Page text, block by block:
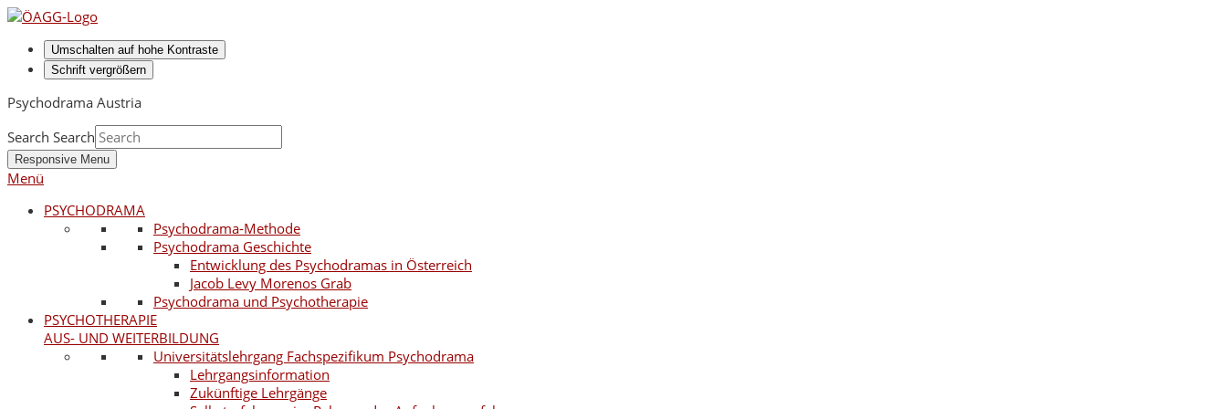
Umschalten auf hohe Kontraste
Schrift vergrößern
Psychodrama Austria
Search Search
Responsive Menu
Menü
PSYCHODRAMA
Psychodrama-Methode
Psychodrama Geschichte
Entwicklung des Psychodramas in Österreich
Jacob Levy Morenos Grab
Psychodrama und Psychotherapie
PSYCHOTHERAPIE
AUS- UND WEITERBILDUNG
Universitätslehrgang Fachspezifikum Psychodrama
Lehrgangsinformation
Zukünftige Lehrgänge